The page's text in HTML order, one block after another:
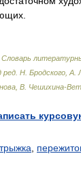
Словарь
ред. Н. Бродского, А.
В. Чешихина-